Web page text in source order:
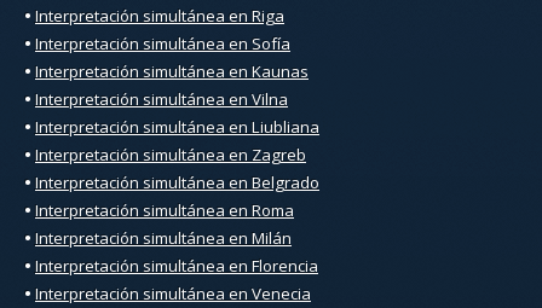
• Interpretación simultánea en Riga
• Interpretación simultánea en Sofía
• Interpretación simultánea en Kaunas
• Interpretación simultánea en Vilna
• Interpretación simultánea en Liubliana
• Interpretación simultánea en Zagreb
• Interpretación simultánea en Belgrado
• Interpretación simultánea en Roma
• Interpretación simultánea en Milán
• Interpretación simultánea en Florencia
• Interpretación simultánea en Venecia